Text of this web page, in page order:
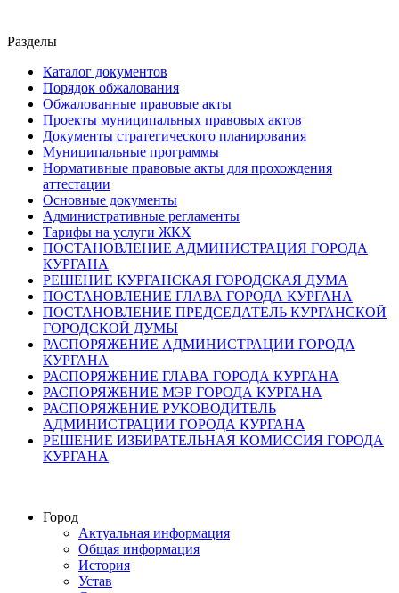
Разделы
Каталог документов
Порядок обжалования
Обжалованные правовые акты
Проекты муниципальных правовых актов
Документы стратегического планирования
Муниципальные программы
Нормативные правовые акты для прохождения
аттестации
Основные документы
Административные регламенты
Тарифы на услуги ЖКХ
ПОСТАНОВЛЕНИЕ АДМИНИСТРАЦИЯ ГОРОДА
КУРГАНА
РЕШЕНИЕ КУРГАНСКАЯ ГОРОДСКАЯ ДУМА
ПОСТАНОВЛЕНИЕ ГЛАВА ГОРОДА КУРГАНА
ПОСТАНОВЛЕНИЕ ПРЕДСЕДАТЕЛЬ КУРГАНСКОЙ
ГОРОДСКОЙ ДУМЫ
РАСПОРЯЖЕНИЕ АДМИНИСТРАЦИИ ГОРОДА
КУРГАНА
РАСПОРЯЖЕНИЕ ГЛАВА ГОРОДА КУРГАНА
РАСПОРЯЖЕНИЕ МЭР ГОРОДА КУРГАНА
РАСПОРЯЖЕНИЕ РУКОВОДИТЕЛЬ
АДМИНИСТРАЦИИ ГОРОДА КУРГАНА
РЕШЕНИЕ ИЗБИРАТЕЛЬНАЯ КОМИССИЯ ГОРОДА
КУРГАНА
Город
Актуальная информация
Общая информация
История
Устав